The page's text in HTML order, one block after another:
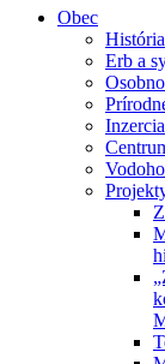
Obec
História
Erb a
Inzercia